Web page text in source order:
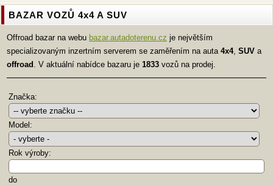
BAZAR VOZŮ 4x4 A SUV
Offroad bazar na webu bazar.autadoterenu.cz je největším
specializovaným inzertním serverem se zaměřením na auta 4x4, SUV a
offroad . V aktuální nabídce bazaru je 1833 vozů na prodej.
Značka:
Model:
Rok výroby:
do